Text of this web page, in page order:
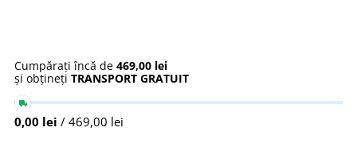
Cumpărați încă de 469,00 lei
și obțineți TRANSPORT GRATUIT
0,00 lei / 469,00 lei